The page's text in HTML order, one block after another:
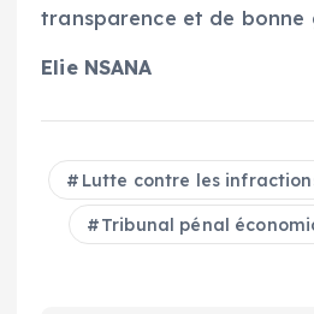
transparence et de bonne
Elie NSANA
Lutte contre les
Tribunal pénal